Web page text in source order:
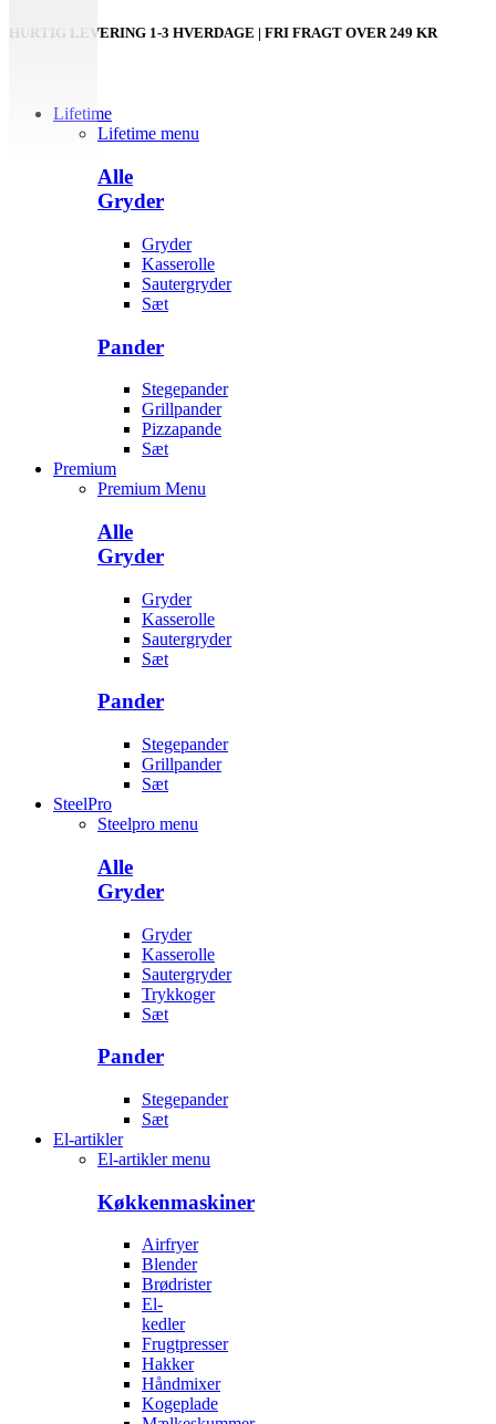
HURTIG LEVERING 1-3 HVERDAGE | FRI FRAGT OVER 249 KR
Lifetime
Lifetime menu
Alle
Gryder
Gryder
Kasserolle
Sautergryder
Sæt
Pander
Stegepander
Grillpander
Pizzapande
Sæt
Premium
Premium Menu
Alle
Gryder
Gryder
Kasserolle
Sautergryder
Sæt
Pander
Stegepander
Grillpander
Sæt
SteelPro
Steelpro menu
Alle
Gryder
Gryder
Kasserolle
Sautergryder
Trykkoger
Sæt
Pander
Stegepander
Sæt
El-artikler
El-artikler menu
Køkkenmaskiner
Airfryer
Blender
Brødrister
El-
kedler
Frugtpresser
Hakker
Håndmixer
Kogeplade